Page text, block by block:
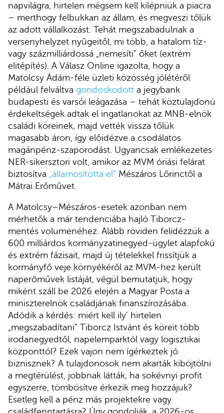
napvilágra, hirtelen mégsem kell kilépniük a piacra
– merthogy felbukkan az állam, és megveszi tőlük
az adott vállalkozást. Tehát megszabadulnak a
versenyhelyzet nyűgeitől, mi több, a hatalom tíz-
vagy százmilliárdossá „nemesíti” őket (extrém
elitépítés). A Válasz Online igazolta, hogy a
Matolcsy Ádám-féle üzleti közösség jólétéről
például felváltva gondoskodott a jegybank
budapesti és varsói leágazása – tehát köztulajdonú
érdekeltségek adtak el ingatlanokat az MNB-elnök
családi köreinek, majd vették vissza tőlük
magasabb áron, így előidézve a csodálatos
magánpénz-szaporodást. Ugyancsak emlékezetes
NER-sikersztori volt, amikor az MVM óriási felárat
biztosítva „államosította el” Mészáros Lőrinctől a
Mátrai Erőművet.
A Matolcsy–Mészáros-esetek azonban nem
mérhetők a már tendenciába hajló Tiborcz-
mentés volumenéhez. Alább röviden felidézzük a
600 milliárdos kormányzatinegyed-ügylet alapfokú
és extrém fázisait, majd új tételekkel frissítjük a
kormányfő veje környékéről az MVM-hez került
naperőművek listáját, végül bemutatjuk, hogy
miként száll be 2026 elején a Magyar Posta a
miniszterelnök családjának finanszírozásába.
Adódik a kérdés: miért kell ily’ hirtelen
„megszabadítani” Tiborcz Istvánt és köreit több
irodanegyedtől, napelemparktól vagy logisztikai
központtól? Ezek vajon nem ígérkeztek jó
biznisznek? A tulajdonosok nem akarták kiböjtölni
a megtérülést, jobbnak látták, ha sokévnyi profit
egyszerre, tömbösítve érkezik meg hozzájuk?
Esetleg kell a pénz más projektekre vagy